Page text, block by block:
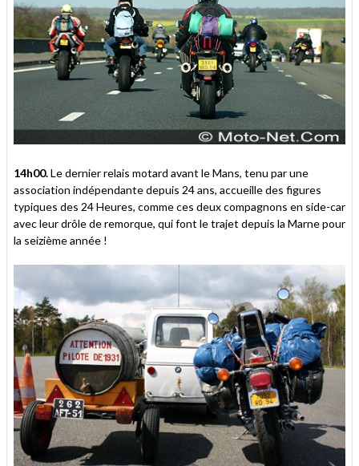
14h00.Le dernier relais motard avant le Mans, tenu par une
association indépendante depuis 24 ans, accueille des figures
typiques des 24 Heures, comme ces deux compagnons en side-car
avec leur drôle de remorque, qui font le trajet depuis la Marne pour
la seizième année !